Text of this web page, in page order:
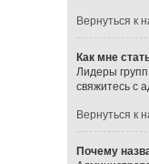
Вернуться к
Как мне
Лидеры
свяжитесь с
Вернуться к
Почему